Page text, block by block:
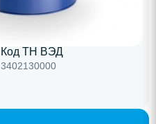
Код ТН ВЭД
3402130000